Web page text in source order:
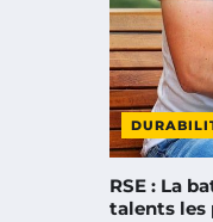
RSE : La
talents les